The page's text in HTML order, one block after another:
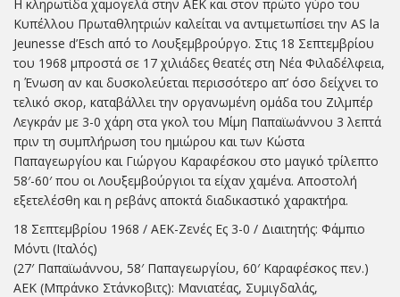
Η κληρωτίδα χαμογελά στην ΑΕΚ και στον πρώτο γύρο του
Κυπέλλου Πρωταθλητριών καλείται να αντιμετωπίσει την AS la
Jeunesse d’Esch από το Λουξεμβρούργο. Στις 18 Σεπτεμβρίου
του 1968 μπροστά σε 17 χιλιάδες θεατές στη Νέα Φιλαδέλφεια,
η Ένωση αν και δυσκολεύεται περισσότερο απ’ όσο δείχνει το
τελικό σκορ, καταβάλλει την οργανωμένη ομάδα του Ζιλμπέρ
Λεγκράν με 3-0 χάρη στα γκολ του Μίμη Παπαϊωάννου 3 λεπτά
πριν τη συμπλήρωση του ημιώρου και των Κώστα
Παπαγεωργίου και Γιώργου Καραφέσκου στο μαγικό τρίλεπτο
58′-60′ που οι Λουξεμβούργιοι τα είχαν χαμένα. Αποστολή
εξετελέσθη και η ρεβάνς αποκτά διαδικαστικό χαρακτήρα.
18 Σεπτεμβρίου 1968 / ΑΕΚ-Ζενές Ες 3-0 / Διαιτητής: Φάμπιο
Μόντι (Ιταλός)
(27′ Παπαϊωάννου, 58′ Παπαγεωργίου, 60′ Καραφέσκος πεν.)
ΑΕΚ (Μπράνκο Στάνκοβιτς): Μανιατέας, Συμιγδαλάς,